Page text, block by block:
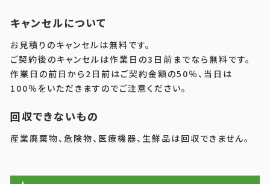
キャンセルについて
お見積りのキャンセルは無料です。
ご契約後のキャンセルは作業日の3日前までなら無料です。
作業日の前日から2日前はご契約金額の50％、当日は
100％をいただきますのでご注意ください。
回収できないもの
産業廃棄物、危険物、医療機器、生鮮品は回収できません。